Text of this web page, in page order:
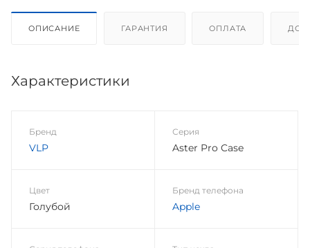
ОПИСАНИЕ ГАРАНТИЯ ОПЛАТА
Характеристики
Бренд
VLP
Серия
Aster Pro Case
Цвет
Голубой
Бренд телефона
Apple